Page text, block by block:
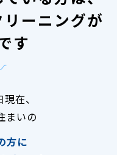
ーニングが
す
在、
まいの
方に